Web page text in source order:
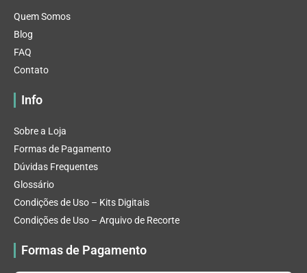
Quem Somos
Blog
FAQ
Contato
Info
Sobre a Loja
Formas de Pagamento
Dúvidas Frequentes
Glossário
Condições de Uso – Kits Digitais
Condições de Uso – Arquivo de Recorte
Formas de Pagamento